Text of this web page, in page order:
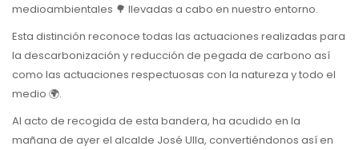
medioambientales 🌳 llevadas a cabo en nuestro entorno.
Esta distinción reconoce todas las actuaciones realizadas para
la descarbonización y reducción de pegada de carbono así
como las actuaciones respectuosas con la natureza y todo el
medio 🌍.
Al acto de recogida de esta bandera, ha acudido en la
mañana de ayer el alcalde José Ulla, convertiéndonos así en